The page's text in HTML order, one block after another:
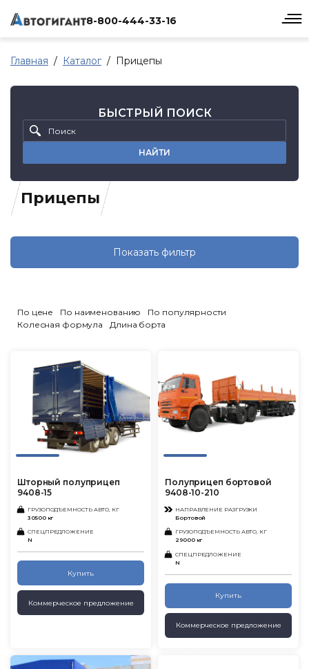
8-800-444-33-16
Главная Каталог Прицепы
Прицепы
БЫСТРЫЙ ПОИСК
НАЙТИ
Показать фильтр
По цене По наименованию
По популярности
Колесная формула
Длина борта
Шторный полуприцеп
9408-15
ГРУЗОПОДЪЕМНОСТЬ АВТО, КГ
30500 кг
СПЕЦПРЕДЛОЖЕНИЕ
N
Купить
Коммерческое предложение
Полуприцеп бортовой
9408-10-210
НАПРАВЛЕНИЕ РАЗГРУЗКИ
Бортовой
ГРУЗОПОДЪЕМНОСТЬ АВТО, КГ
29000 кг
СПЕЦПРЕДЛОЖЕНИЕ
N
Купить
Коммерческое предложение